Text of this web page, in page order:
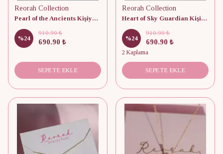
Reorah Collection
Pearl of the Ancients Kişiye Özel Fotoğraflı Kapaklı Kolye
%24
910.90 ₺
690.90 ₺
SEPETE EKLE
Reorah Collection
Heart of Sky Guardian Kişiye Özel Fotoğraflı Kapaklı Kolye
%24
910.90 ₺
690.90 ₺
2 Kaplama
SEPETE EKLE